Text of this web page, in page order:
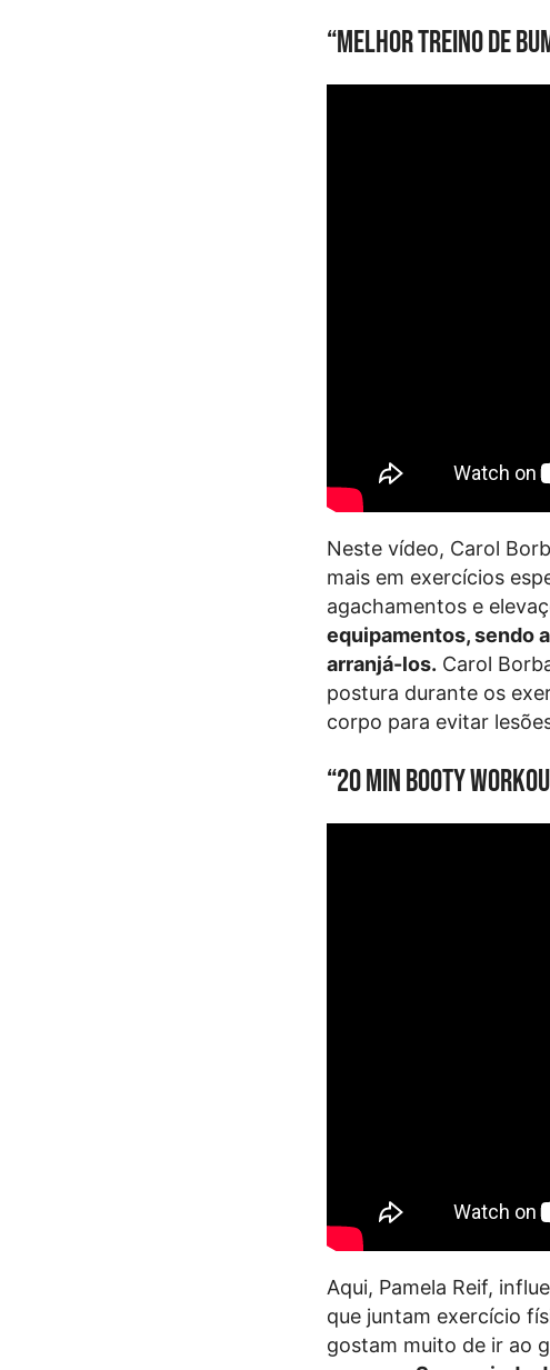
“Melhor treino de
Neste vídeo, Carol
mais em exercícios
agachamentos e
equipamentos, sendo
arranjá-los. Carol
postura durante os
corpo para evitar
“20 Min Booty
Aqui, Pamela Reif,
que juntam exercício
gostam muito de ir ao